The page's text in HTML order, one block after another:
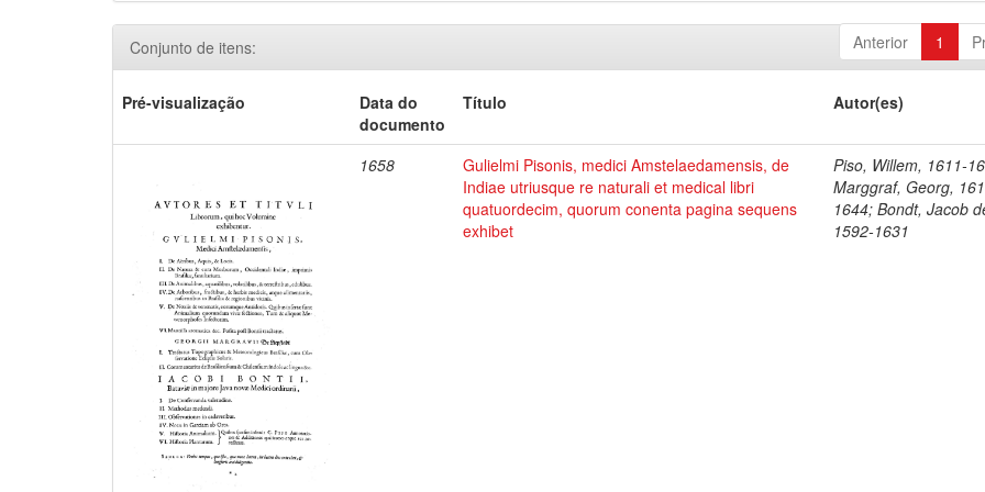
Anterior 1
Conjunto de itens:
Pré-visualização
Data do
documento
Título Autor(es)
1658
Gulielmi Pisonis, medici Amstelaedamensis, de
Indiae utriusque re naturali et medical libri
quatuordecim, quorum conenta pagina sequens
exhibet
Piso, Willem, 1611-
Marggraf, Georg,
1644; Bondt, Jacob
1592-1631